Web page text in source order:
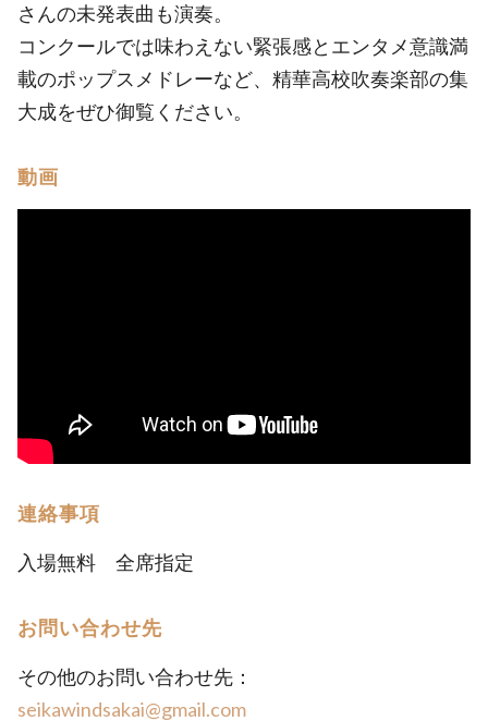
さんの未発表曲も演奏。
コンクールでは味わえない緊張感とエンタメ意識満
載のポップスメドレーなど、精華高校吹奏楽部の集
大成をぜひ御覧ください。
動画
連絡事項
入場無料 全席指定
お問い合わせ先
その他のお問い合わせ先：
seikawindsakai@gmail.com